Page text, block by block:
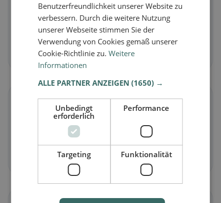
Veganin Waldkirch
Pflanzliche Gerichte & vegane Küche
Jetzt entdecken →
🥕
Vegetarischin Waldkirch
Fleischlose Gerichte & vegetarische Klassiker
Jetzt entdecken →
Benutzerfreundlichkeit unserer Website zu
verbessern. Durch die weitere Nutzung
unserer Webseite stimmen Sie der
Verwendung von Cookies gemäß unserer
Cookie-Richtlinie zu.Weitere
Informationen
ALLE PARTNER ANZEIGEN(1650) →
Unbedingt
erforderlich
Performance
Targeting Funktionalität